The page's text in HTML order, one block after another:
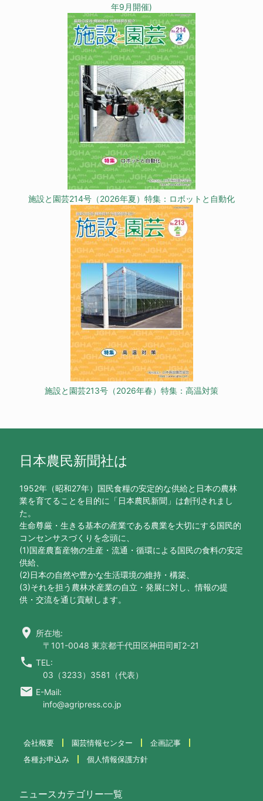
年9月開催)
施設と園芸214号（2026年夏）特集：ロボットと自動化
施設と園芸213号（2026年春）特集：高温対策
日本農民新聞社は
1952年（昭和27年）国民食糧の安定的な供給と日本の農林
業を育てることを目的に「日本農民新聞」は創刊されまし
た。
生命尊厳・生きる基本の産業である農業を大切にする国民的
コンセンサスづくりを念頭に、
(1)国産農畜産物の生産・流通・循環による国民の食料の安定
供給、
(2)日本の自然や豊かな生活環境の維持・構築、
(3)それを担う農林水産業の自立・発展に対し、情報の提
供・交流を通じ貢献します。
location_on 所在地:
〒101-0048 東京都千代田区神田司町2-21
call TEL:
03（3233）3581（代表）
email E-Mail:
info@agripress.co.jp
会社概要 園芸情報センター
企画記事
各種お申込み
個人情報保護方針
ニュースカテゴリー一覧